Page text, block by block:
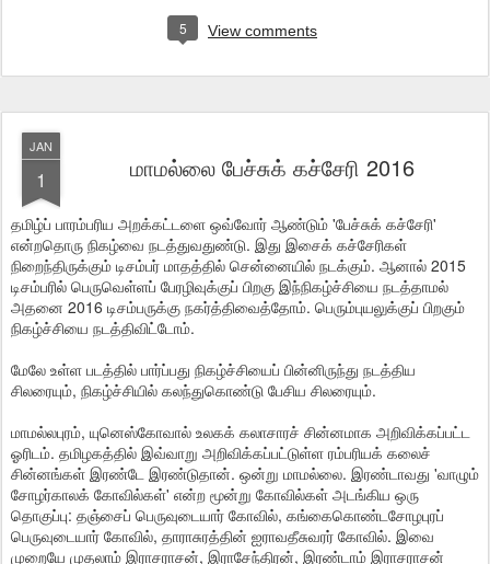
5 View comments
JAN
1 மாமல்லை பேச்சுக் கச்சேரி 2016
தமிழ்ப் பாரம்பரிய அறக்கட்டளை ஒவ்வோர் ஆண்டும் 'பேச்சுக் கச்சேரி'
என்றதொரு நிகழ்வை நடத்துவதுண்டு. இது இசைக் கச்சேரிகள்
நிறைந்திருக்கும் டிசம்பர் மாதத்தில் சென்னையில் நடக்கும். ஆனால் 2015
டிசம்பரில் பெருவெள்ளப் பேரழிவுக்குப் பிறகு இந்நிகழ்ச்சியை நடத்தாமல்
அதனை 2016 டிசம்பருக்கு நகர்த்திவைத்தோம். பெரும்புயலுக்குப் பிறகும்
நிகழ்ச்சியை நடத்திவிட்டோம்.
மேலே உள்ள படத்தில் பார்ப்பது நிகழ்ச்சியைப் பின்னிருந்து நடத்திய
சிலரையும், நிகழ்ச்சியில் கலந்துகொண்டு பேசிய சிலரையும்.
மாமல்லபுரம், யுனெஸ்கோவால் உலகக் கலாசாரச் சின்னமாக அறிவிக்கப்பட்ட
ஓரிடம். தமிழகத்தில் இவ்வாறு அறிவிக்கப்பட்டுள்ள ரம்பரியக் கலைச்
சின்னங்கள் இரண்டே இரண்டுதான். ஒன்று மாமல்லை. இரண்டாவது 'வாழும்
சோழர்காலக் கோவில்கள்' என்ற மூன்று கோவில்கள் அடங்கிய ஒரு
தொகுப்பு: தஞ்சைப் பெருவுடையார் கோவில், கங்கைகொண்டசோழபுரப்
பெருவுடையார் கோவில், தாராசுரத்தின் ஐராவதீசுவரர் கோவில். இவை
முறையே முதலாம் இராசராசன், இராசேந்திரன், இரண்டாம் இராசராசன்